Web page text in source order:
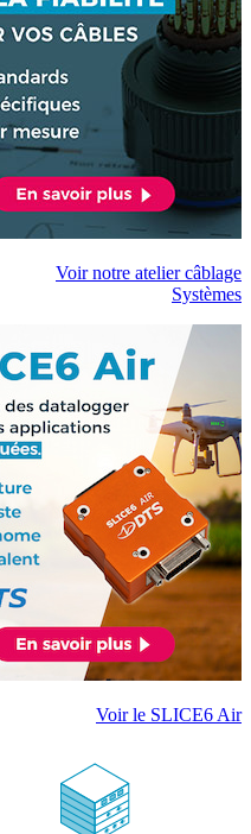
Voir notre atelier câblage
Systèmes
Voir le SLICE6 Air